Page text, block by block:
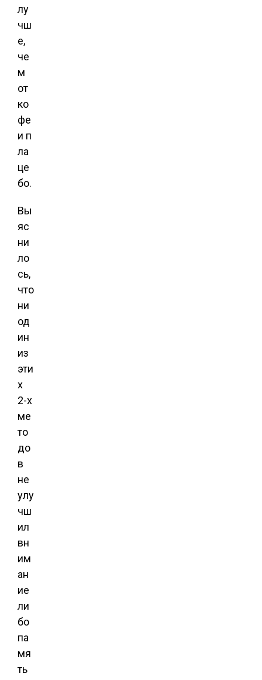
лу
чш
е,
че
м
от
ко
фе
и п
ла
це
бо.
Вы
яс
ни
ло
сь,
что
ни
од
ин
из
эти
х
2-х
ме
то
до
в
не
улу
чш
ил
вн
им
ан
ие
ли
бо
па
мя
ть